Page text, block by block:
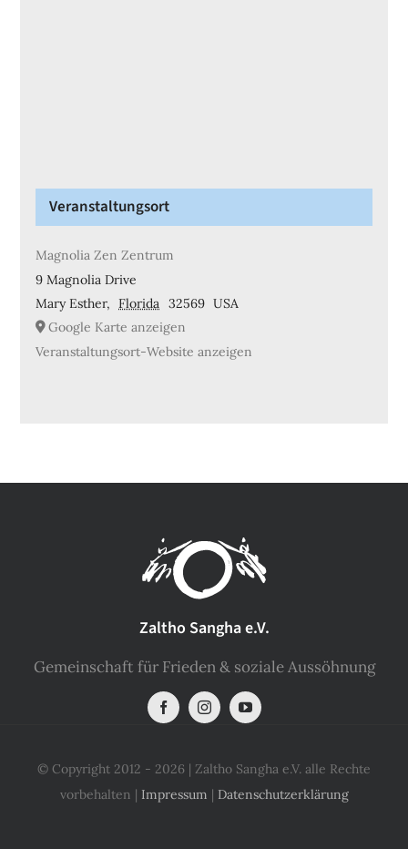
Veranstaltungsort
Magnolia Zen Zentrum
9 Magnolia Drive
Mary Esther, Florida 32569 USA
Google Karte anzeigen
Veranstaltungsort-Website anzeigen
Zaltho Sangha e.V.
Gemeinschaft für Frieden & soziale Aussöhnung
© Copyright 2012 - 2026 | Zaltho Sangha e.V. alle Rechte
vorbehalten | Impressum | Datenschutzerklärung